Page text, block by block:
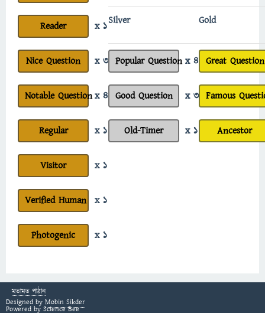
Reader x 1
Nice Question x 3
Notable Questionx 4
Regular x 1
Visitor x 1
Verified Human x 1
Photogenic x 1
Silver
Popular Question x 4
Good Question x 3
Old-Timer x 1
Gold
Great Question
Famous
Ancestor
মতামত পাঠান
Designed by Mobin Sikder
Powered by Science Bee